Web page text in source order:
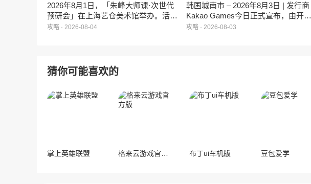
2026年8月1日，「朱峰大师课·次世代
预研会」在上海艺仓美术馆举办。活动
面向游戏行业资深从业者、核心创作骨
攻略 · 2026-08-04
韩国城南市 – 2026年8月3日 | 发行商
Kakao Games今日正式宣布，由开发
工作室XL Games打造的全新PC
攻略 · 2026-08-03
猜你可能喜欢的
掌上英雄联盟 布丁ui车机版 豆包爱学